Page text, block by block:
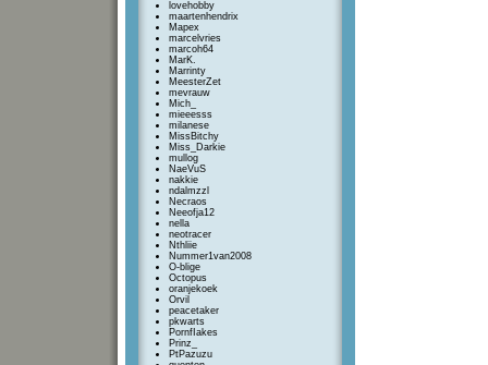
lovehobby
maartenhendrix
Mapex
marcelvries
marcoh64
MarK.
Marrinty
MeesterZet
mevrauw
Mich_
mieeesss
milanese
MissBitchy
Miss_Darkie
mullog
NaeVuS
nakkie
ndalmzzl
Necraos
Neeofja12
nella
neotracer
Nthliie
Nummer1van2008
O-blige
Octopus
oranjekoek
Orvil
peacetaker
pkwarts
PornfIakes
Prinz_
PtPazuzu